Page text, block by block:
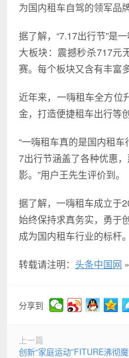
为国内租车自驾的领军品
据了解，“7.17出行节”是
大板块：震撼秒杀717元
赛。每个板块又含有丰富
近年来，一嗨租车全方位
金，打造便捷租车出行等
“一嗨租车真的是国内租
7出行节涵盖了各种优惠
影。”用户王先生评价到。
据了解，一嗨租车成立于
始终保持求真务实，勇于
成为国内租车行业的标杆。
转载请注明： 头条中国网 »
分享到
上一篇
创新“家庭运动”FITURE沸彻